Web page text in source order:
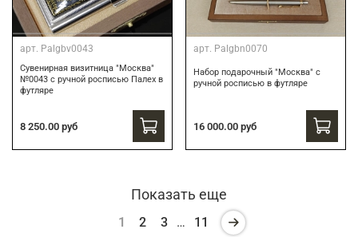
арт. Palgbv0043
Сувенирная визитница "Москва"
№0043 с ручной росписью Палех в
футляре
8 250.00 руб
арт. Palgbn0070
Набор подарочный "Москва" с
ручной росписью в футляре
16 000.00 руб
Показать еще
1 2 3 … 11